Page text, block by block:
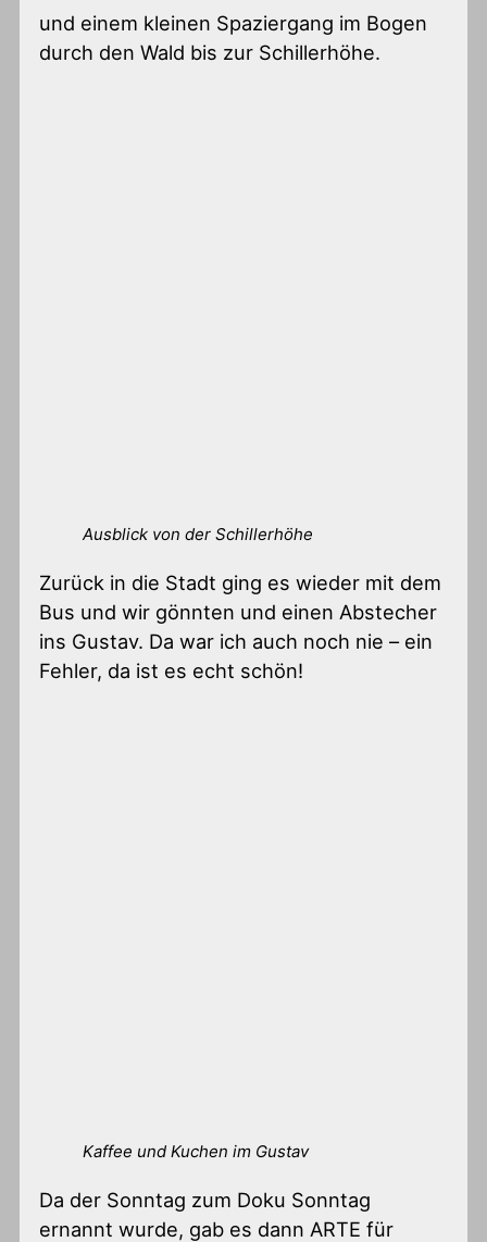
und einem kleinen Spaziergang im Bogen
durch den Wald bis zur Schillerhöhe.
Ausblick von der Schillerhöhe
Zurück in die Stadt ging es wieder mit dem
Bus und wir gönnten und einen Abstecher
ins Gustav. Da war ich auch noch nie – ein
Fehler, da ist es echt schön!
Kaffee und Kuchen im Gustav
Da der Sonntag zum Doku Sonntag
ernannt wurde, gab es dann ARTE für